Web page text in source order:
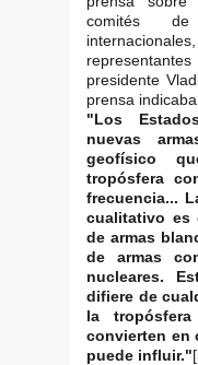
comités
presidente
prensa
"Los
nuevas
geofísico
tropósfera
frecuencia...
cualitativo es
de armas
de armas
nucleares.
difiere de
la
convierten en
puede influir."